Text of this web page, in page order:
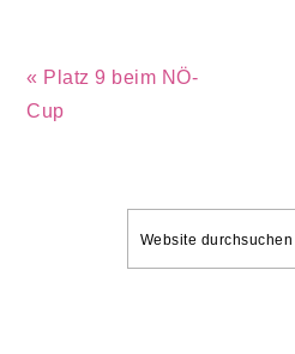
Vorheriger
Beitrag:
« Platz 9 beim NÖ-
Cup
Website
durchsuchen